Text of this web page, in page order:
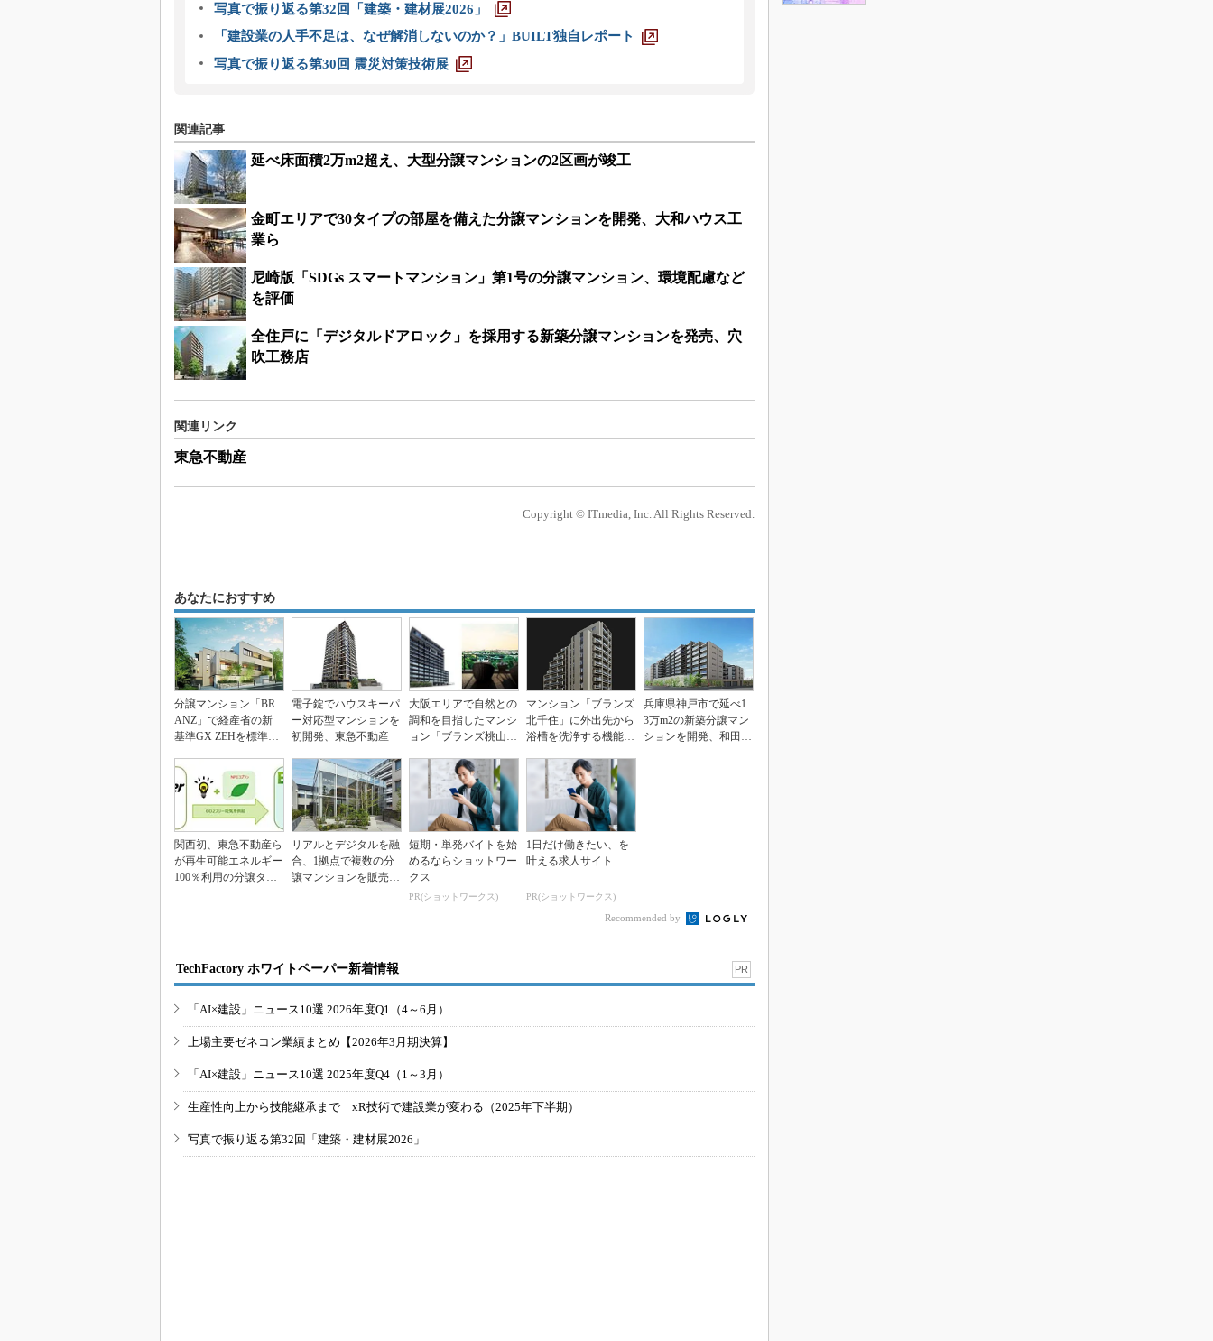
写真で振り返る第32回「建築・建材展2026」
「建設業の人手不足は、なぜ解消しないのか？」BUILT独自レポート
写真で振り返る第30回 震災対策技術展
関連記事
延べ床面積2万m2超え、大型分譲マンションの2区画が竣工
金町エリアで30タイプの部屋を備えた分譲マンションを開発、大和ハウス工
業ら
尼崎版「SDGs スマートマンション」第1号の分譲マンション、環境配慮など
を評価
全住戸に「デジタルドアロック」を採用する新築分譲マンションを発売、穴
吹工務店
関連リンク
東急不動産
Copyright © ITmedia, Inc. All Rights Reserved.
あなたにおすすめ
分譲マンション「BR
ANZ」で経産省の新
基準GX ZEHを標準
電子錠でハウスキーパ
ー対応型マンションを
初開発、東急不動産
大阪エリアで自然との
調和を目指したマンシ
ョン「ブランズ桃山
マンション「ブランズ
北千住」に外出先から
浴槽を洗浄する機能を
兵庫県神戸市で延べ1.
3万m2の新築分譲マン
ションを開発、和田興
関西初、東急不動産ら
が再生可能エネルギー
100％利用の分譲タワ
リアルとデジタルを融
合、1拠点で複数の分
譲マンションを販売
短期・単発バイトを始
めるならショットワー
クス
PR(ショットワークス)
1日だけ働きたい、を
叶える求人サイト
PR(ショットワークス)
Recommended by
TechFactory ホワイトペーパー新着情報 PR
「AI×建設」ニュース10選 2026年度Q1（4～6月）
上場主要ゼネコン業績まとめ【2026年3月期決算】
「AI×建設」ニュース10選 2025年度Q4（1～3月）
生産性向上から技能継承まで xR技術で建設業が変わる（2025年下半期）
写真で振り返る第32回「建築・建材展2026」